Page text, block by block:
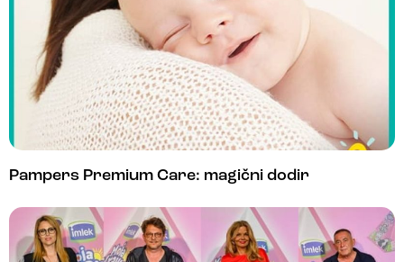
Pampers Premium Care: magični dodir